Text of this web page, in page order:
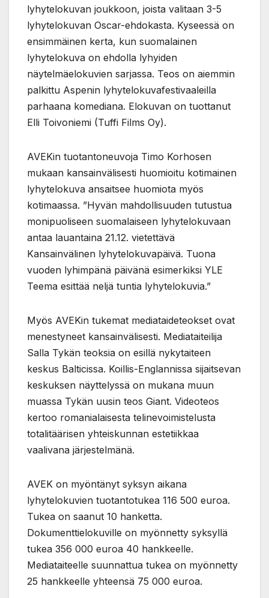
lyhytelokuvan joukkoon, joista valitaan 3-5
lyhytelokuvan Oscar-ehdokasta. Kyseessä on
ensimmäinen kerta, kun suomalainen
lyhytelokuva on ehdolla lyhyiden
näytelmäelokuvien sarjassa. Teos on aiemmin
palkittu Aspenin lyhytelokuvafestivaaleilla
parhaana komediana. Elokuvan on tuottanut
Elli Toivoniemi (Tuffi Films Oy).
AVEKin tuotantoneuvoja Timo Korhosen
mukaan kansainvälisesti huomioitu kotimainen
lyhytelokuva ansaitsee huomiota myös
kotimaassa. ”Hyvän mahdollisuuden tutustua
monipuoliseen suomalaiseen lyhytelokuvaan
antaa lauantaina 21.12. vietettävä
Kansainvälinen lyhytelokuvapäivä. Tuona
vuoden lyhimpänä päivänä esimerkiksi YLE
Teema esittää neljä tuntia lyhytelokuvia.”
Myös AVEKin tukemat mediataideteokset ovat
menestyneet kansainvälisesti. Mediataiteilija
Salla Tykän teoksia on esillä nykytaiteen
keskus Balticissa. Koillis-Englannissa sijaitsevan
keskuksen näyttelyssä on mukana muun
muassa Tykän uusin teos Giant. Videoteos
kertoo romanialaisesta telinevoimistelusta
totalitäärisen yhteiskunnan estetiikkaa
vaalivana järjestelmänä.
AVEK on myöntänyt syksyn aikana
lyhytelokuvien tuotantotukea 116 500 euroa.
Tukea on saanut 10 hanketta.
Dokumenttielokuville on myönnetty syksyllä
tukea 356 000 euroa 40 hankkeelle.
Mediataiteelle suunnattua tukea on myönnetty
25 hankkeelle yhteensä 75 000 euroa.